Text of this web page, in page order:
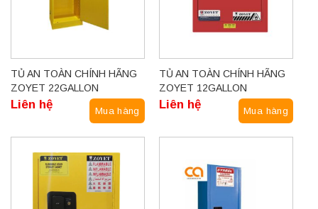
TỦ AN TOÀN CHÍNH HÃNG
ZOYET 22GALLON
Liên hệ Mua hàng
TỦ AN TOÀN CHÍNH HÃNG
ZOYET 12GALLON
Liên hệ Mua hàng